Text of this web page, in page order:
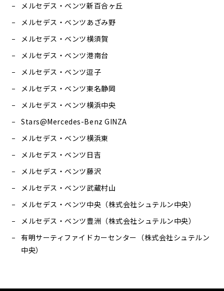
メルセデス・ベンツ新百合ヶ丘
メルセデス・ベンツあざみ野
メルセデス・ベンツ横須賀
メルセデス・ベンツ港南台
メルセデス・ベンツ逗子
メルセデス・ベンツ東名静岡
メルセデス・ベンツ横浜中央
Stars@Mercedes-Benz GINZA
メルセデス・ベンツ横浜東
メルセデス・ベンツ日吉
メルセデス・ベンツ藤沢
メルセデス・ベンツ武蔵村山
メルセデス・ベンツ中央（株式会社シュテルン中央）
メルセデス・ベンツ豊洲（株式会社シュテルン中央）
有明サーティファイドカーセンター（株式会社シュテルン
中央）